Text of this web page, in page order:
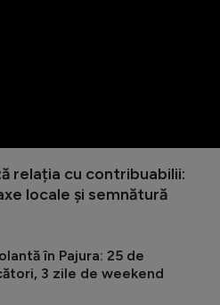
relația cu contribuabilii:
locale și semnătură
în Pajura: 25 de
3 zile de weekend